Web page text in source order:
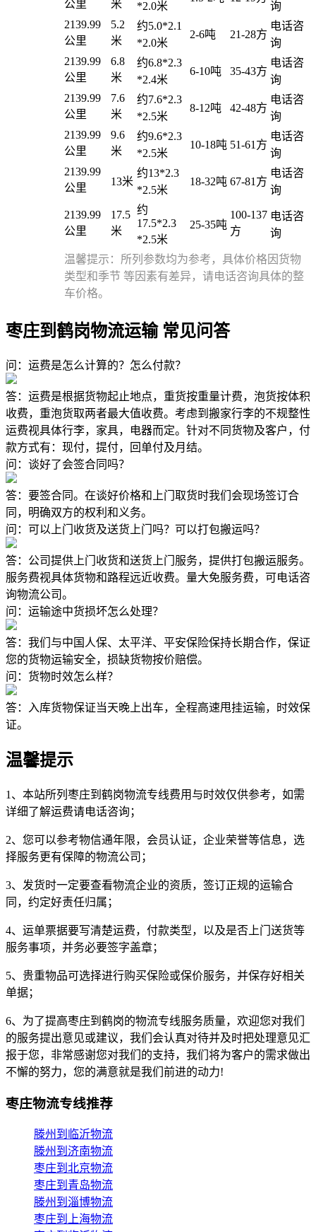
公里
米
*2.0米
询
2139.99
公里
5.2
米
约5.0*2.1
*2.0米
2-6吨 21-28方
电话咨
询
2139.99
公里
6.8
米
约6.8*2.3
*2.4米
6-10吨 35-43方
电话咨
询
2139.99
公里
7.6
米
约7.6*2.3
*2.5米
8-12吨 42-48方
电话咨
询
2139.99
公里
9.6
米
约9.6*2.3
*2.5米
10-18吨 51-61方
电话咨
询
2139.99
公里
13米
约13*2.3
*2.5米
18-32吨 67-81方
电话咨
询
2139.99
公里
17.5
米
约
17.5*2.3
*2.5米
25-35吨
100-137
方
电话咨
询
温馨提示：所列参数均为参考，具体价格因货物
类型和季节 等因素有差异，请电话咨询具体的整
车价格。
枣庄到鹤岗物流运输 常见问答
问：运费是怎么计算的？怎么付款？
答：运费是根据货物起止地点，重货按重量计费，泡货按体积
收费，重泡货取两者最大值收费。考虑到搬家行李的不规整性
运费视具体行李，家具，电器而定。针对不同货物及客户，付
款方式有：现付，提付，回单付及月结。
问：谈好了会签合同吗？
答：要签合同。在谈好价格和上门取货时我们会现场签订合
同，明确双方的权利和义务。
问：可以上门收货及送货上门吗？可以打包搬运吗？
答：公司提供上门收货和送货上门服务，提供打包搬运服务。
服务费视具体货物和路程远近收费。量大免服务费，可电话咨
询物流公司。
问：运输途中货损坏怎么处理？
答：我们与中国人保、太平洋、平安保险保持长期合作，保证
您的货物运输安全，损缺货物按价赔偿。
问：货物时效怎么样？
答：入库货物保证当天晚上出车，全程高速甩挂运输，时效保
证。
温馨提示
1、本站所列枣庄到鹤岗物流专线费用与时效仅供参考，如需
详细了解运费请电话咨询；
2、您可以参考物信通年限，会员认证，企业荣誉等信息，选
择服务更有保障的物流公司；
3、发货时一定要查看物流企业的资质，签订正规的运输合
同，约定好责任归属；
4、运单票据要写清楚运费，付款类型，以及是否上门送货等
服务事项，并务必要签字盖章；
5、贵重物品可选择进行购买保险或保价服务，并保存好相关
单据；
6、为了提高枣庄到鹤岗的物流专线服务质量，欢迎您对我们
的服务提出意见或建议，我们会认真对待并及时把处理意见汇
报于您，非常感谢您对我们的支持，我们将为客户的需求做出
不懈的努力，您的满意就是我们前进的动力!
枣庄物流专线推荐
滕州到临沂物流
滕州到济南物流
枣庄到北京物流
枣庄到青岛物流
滕州到淄博物流
枣庄到上海物流